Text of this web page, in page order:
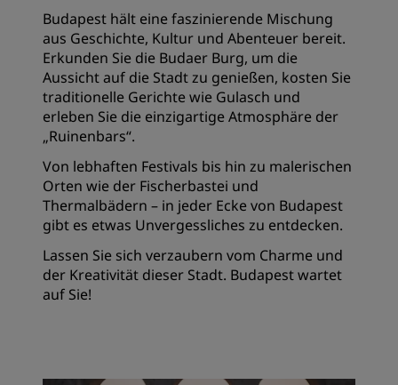
Budapest hält eine faszinierende Mischung
aus Geschichte, Kultur und Abenteuer bereit.
Erkunden Sie die Budaer Burg, um die
Aussicht auf die Stadt zu genießen, kosten Sie
traditionelle Gerichte wie Gulasch und
erleben Sie die einzigartige Atmosphäre der
„Ruinenbars“.
Von lebhaften Festivals bis hin zu malerischen
Orten wie der Fischerbastei und
Thermalbädern – in jeder Ecke von Budapest
gibt es etwas Unvergessliches zu entdecken.
Lassen Sie sich verzaubern vom Charme und
der Kreativität dieser Stadt. Budapest wartet
auf Sie!